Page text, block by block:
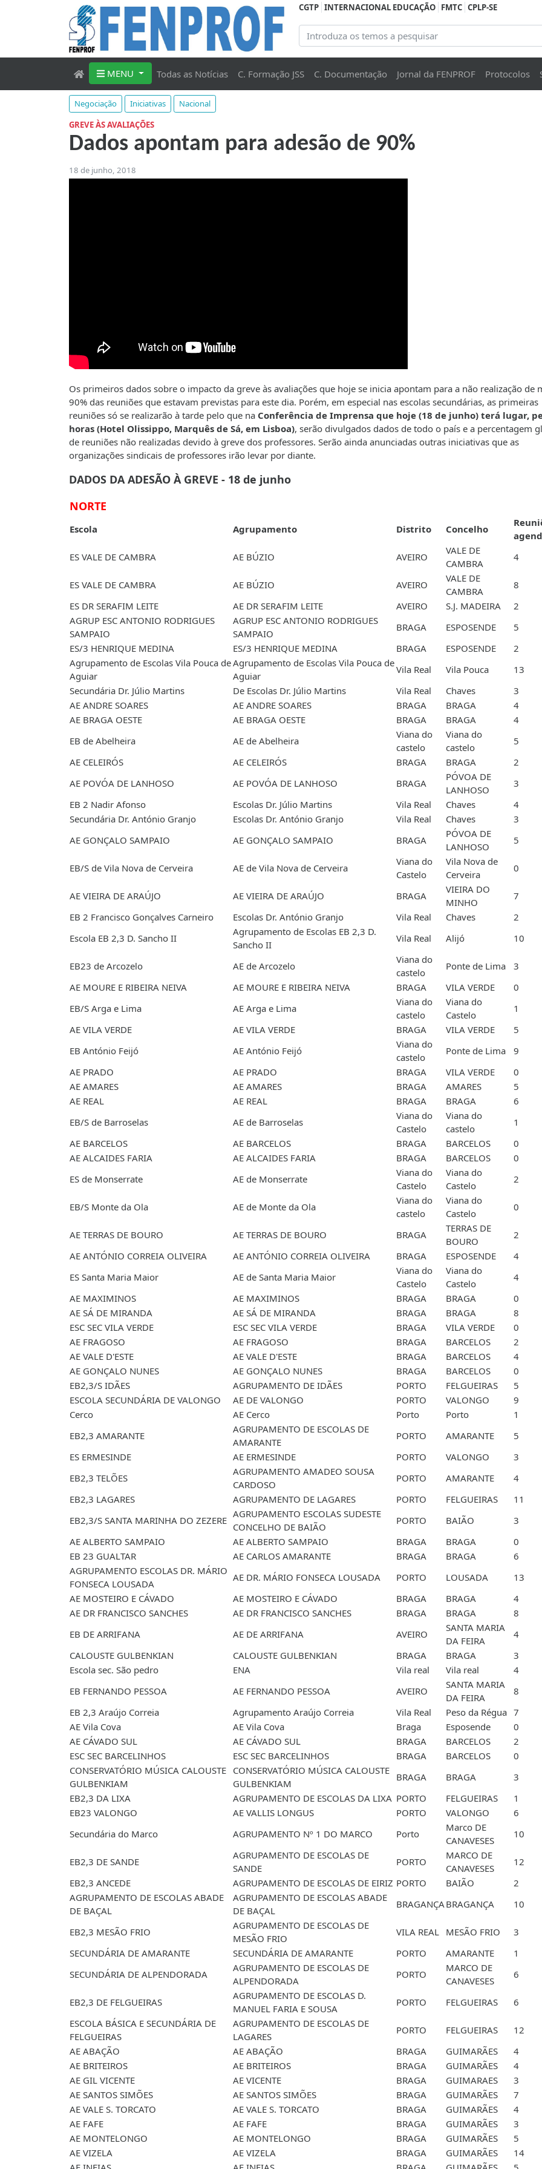
CGTP INTERNACIONAL EDUCAÇÃO FMTC CPLP-SE
MENU Todas as Notícias C. Formação JSS C. Documentação Jornal da FENPROF Protocolos
Negociação Iniciativas
Nacional
GREVE ÀS AVALIAÇÕES
Dados apontam para adesão de 90%
18 de junho, 2018
Os primeiros dados sobre o impacto da greve às avaliações que hoje se inicia apontam para a não realização de
90% das reuniões que estavam previstas para este dia. Porém, em especial nas escolas secundárias, as primeiras
reuniões só se realizarão à tarde pelo que na Conferência de Imprensa que hoje (18 de junho) terá lugar,
horas (Hotel Olissippo, Marquês de Sá, em Lisboa), serão divulgados dados de todo o país e a percentagem
de reuniões não realizadas devido à greve dos professores. Serão ainda anunciadas outras iniciativas que as
organizações sindicais de professores irão levar por diante.
DADOS DA ADESÃO À GREVE - 18 de junho
NORTE
Escola Agrupamento Distrito Concelho
ES VALE DE CAMBRA
AE BÚZIO AVEIRO
VALE DE
CAMBRA
4
ES VALE DE CAMBRA AE BÚZIO AVEIRO
VALE DE
CAMBRA
8
ES DR SERAFIM LEITE
AE DR SERAFIM LEITE AVEIRO S.J. MADEIRA 2
AGRUP ESC ANTONIO RODRIGUES
SAMPAIO
AGRUP ESC ANTONIO RODRIGUES
SAMPAIO
BRAGA ESPOSENDE 5
ES/3 HENRIQUE MEDINA
ES/3 HENRIQUE MEDINA BRAGA ESPOSENDE 2
Agrupamento de Escolas Vila Pouca de
Aguiar
Agrupamento de Escolas Vila Pouca de
Aguiar
Vila Real Vila Pouca 13
Secundária Dr. Júlio Martins
De Escolas Dr. Júlio Martins Vila Real Chaves 3
AE ANDRE SOARES
AE ANDRE SOARES BRAGA BRAGA 4
AE BRAGA OESTE
AE BRAGA OESTE BRAGA BRAGA 4
EB de Abelheira
AE de Abelheira
Viana do
castelo
Viana do
castelo
5
AE CELEIRÓS
AE CELEIRÓS BRAGA BRAGA 2
AE POVÓA DE LANHOSO
AE POVÓA DE LANHOSO BRAGA
PÓVOA DE
LANHOSO
3
EB 2 Nadir Afonso
Escolas Dr. Júlio Martins Vila Real Chaves 4
Secundária Dr. António Granjo
Escolas Dr. António Granjo Vila Real Chaves 3
AE GONÇALO SAMPAIO
AE GONÇALO SAMPAIO BRAGA
PÓVOA DE
LANHOSO
5
EB/S de Vila Nova de Cerveira AE de Vila Nova de Cerveira
Viana do
Castelo
Vila Nova de
Cerveira
0
AE VIEIRA DE ARAÚJO AE VIEIRA DE ARAÚJO BRAGA
VIEIRA DO
MINHO
7
EB 2 Francisco Gonçalves Carneiro
Escolas Dr. António Granjo Vila Real Chaves 2
Escola EB 2,3 D. Sancho II
Agrupamento de Escolas EB 2,3 D.
Sancho II
Vila Real Alijó 10
EB23 de Arcozelo AE de Arcozelo
Viana do
castelo
Ponte de Lima 3
AE MOURE E RIBEIRA NEIVA
AE MOURE E RIBEIRA NEIVA BRAGA VILA VERDE 0
EB/S Arga e Lima
AE Arga e Lima
Viana do
castelo
Viana do
Castelo
1
AE VILA VERDE
AE VILA VERDE BRAGA VILA VERDE 5
EB António Feijó
AE António Feijó
Viana do
castelo
Ponte de Lima 9
AE PRADO
AE PRADO BRAGA VILA VERDE 0
AE AMARES
AE AMARES BRAGA AMARES 5
AE REAL
AE REAL BRAGA BRAGA 6
EB/S de Barroselas
AE de Barroselas
Viana do
Castelo
Viana do
castelo
1
AE BARCELOS
AE BARCELOS BRAGA BARCELOS 0
AE ALCAIDES FARIA
AE ALCAIDES FARIA BRAGA BARCELOS 0
ES de Monserrate
AE de Monserrate
Viana do
Castelo
Viana do
Castelo
2
EB/S Monte da Ola AE de Monte da Ola
Viana do
castelo
Viana do
Castelo
0
AE TERRAS DE BOURO AE TERRAS DE BOURO BRAGA
TERRAS DE
BOURO
2
AE ANTÓNIO CORREIA OLIVEIRA
AE ANTÓNIO CORREIA OLIVEIRA BRAGA ESPOSENDE 4
ES Santa Maria Maior
AE de Santa Maria Maior
Viana do
Castelo
Viana do
Castelo
4
AE MAXIMINOS
AE MAXIMINOS BRAGA BRAGA 0
AE SÁ DE MIRANDA
AE SÁ DE MIRANDA BRAGA BRAGA 8
ESC SEC VILA VERDE
ESC SEC VILA VERDE BRAGA VILA VERDE 0
AE FRAGOSO
AE FRAGOSO BRAGA BARCELOS 2
AE VALE D'ESTE
AE VALE D'ESTE BRAGA BARCELOS 4
AE GONÇALO NUNES
AE GONÇALO NUNES BRAGA BARCELOS 0
EB2,3/S IDÃES
AGRUPAMENTO DE IDÃES PORTO FELGUEIRAS 5
ESCOLA SECUNDÁRIA DE VALONGO
AE DE VALONGO PORTO VALONGO 9
Cerco
AE Cerco Porto Porto 1
EB2,3 AMARANTE
AGRUPAMENTO DE ESCOLAS DE
AMARANTE
PORTO AMARANTE 5
ES ERMESINDE
AE ERMESINDE PORTO VALONGO 3
EB2,3 TELÕES
AGRUPAMENTO AMADEO SOUSA
CARDOSO
PORTO AMARANTE 4
EB2,3 LAGARES
AGRUPAMENTO DE LAGARES PORTO FELGUEIRAS 11
EB2,3/S SANTA MARINHA DO ZEZERE
AGRUPAMENTO ESCOLAS SUDESTE
CONCELHO DE BAIÃO
PORTO BAIÃO 3
AE ALBERTO SAMPAIO
AE ALBERTO SAMPAIO BRAGA BRAGA 0
EB 23 GUALTAR
AE CARLOS AMARANTE BRAGA BRAGA 6
AGRUPAMENTO ESCOLAS DR. MÁRIO
FONSECA LOUSADA
AE DR. MÁRIO FONSECA LOUSADA PORTO LOUSADA 13
AE MOSTEIRO E CÁVADO
AE MOSTEIRO E CÁVADO BRAGA BRAGA 4
AE DR FRANCISCO SANCHES
AE DR FRANCISCO SANCHES BRAGA BRAGA 8
EB DE ARRIFANA
AE DE ARRIFANA AVEIRO
SANTA MARIA
DA FEIRA
4
CALOUSTE GULBENKIAN
CALOUSTE GULBENKIAN BRAGA BRAGA 3
Escola sec. São pedro
ENA Vila real Vila real 4
EB FERNANDO PESSOA
AE FERNANDO PESSOA AVEIRO
SANTA MARIA
DA FEIRA
8
EB 2,3 Araújo Correia
Agrupamento Araújo Correia Vila Real Peso da Régua 7
AE Vila Cova
AE Vila Cova Braga Esposende 0
AE CÁVADO SUL
AE CÁVADO SUL BRAGA BARCELOS 2
ESC SEC BARCELINHOS
ESC SEC BARCELINHOS BRAGA BARCELOS 0
CONSERVATÓRIO MÚSICA CALOUSTE
GULBENKIAM
CONSERVATÓRIO MÚSICA CALOUSTE
GULBENKIAM
BRAGA BRAGA 3
EB2,3 DA LIXA
AGRUPAMENTO DE ESCOLAS DA LIXA PORTO FELGUEIRAS 1
EB23 VALONGO
AE VALLIS LONGUS PORTO VALONGO 6
Secundária do Marco
AGRUPAMENTO Nº 1 DO MARCO Porto
Marco DE
CANAVESES
10
EB2,3 DE SANDE
AGRUPAMENTO DE ESCOLAS DE
SANDE
PORTO
MARCO DE
CANAVESES
12
EB2,3 ANCEDE
AGRUPAMENTO DE ESCOLAS DE EIRIZ PORTO BAIÃO 2
AGRUPAMENTO DE ESCOLAS ABADE
DE BAÇAL
AGRUPAMENTO DE ESCOLAS ABADE
DE BAÇAL
BRAGANÇABRAGANÇA 10
EB2,3 MESÃO FRIO
AGRUPAMENTO DE ESCOLAS DE
MESÃO FRIO
VILA REAL MESÃO FRIO 3
SECUNDÁRIA DE AMARANTE
SECUNDÁRIA DE AMARANTE PORTO AMARANTE 1
SECUNDÁRIA DE ALPENDORADA
AGRUPAMENTO DE ESCOLAS DE
ALPENDORADA
PORTO
MARCO DE
CANAVESES
6
EB2,3 DE FELGUEIRAS
AGRUPAMENTO DE ESCOLAS D.
MANUEL FARIA E SOUSA
PORTO FELGUEIRAS 6
ESCOLA BÁSICA E SECUNDÁRIA DE
FELGUEIRAS
AGRUPAMENTO DE ESCOLAS DE
LAGARES
PORTO FELGUEIRAS 12
AE ABAÇÃO
AE ABAÇÃO BRAGA GUIMARÃES 4
AE BRITEIROS
AE BRITEIROS BRAGA GUIMARÃES 4
AE GIL VICENTE
AE VICENTE BRAGA GUIMARAES 3
AE SANTOS SIMÕES
AE SANTOS SIMÕES BRAGA GUIMARÃES 7
AE VALE S. TORCATO
AE VALE S. TORCATO BRAGA GUIMARÃES 4
AE FAFE
AE FAFE BRAGA GUIMARÃES 3
AE MONTELONGO
AE MONTELONGO BRAGA GUIMARÃES 5
AE VIZELA
AE VIZELA BRAGA GUIMARÃES 14